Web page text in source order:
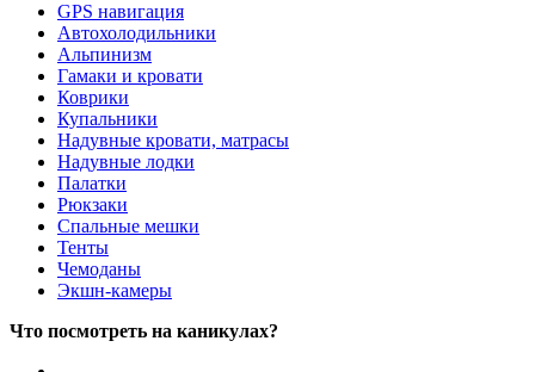
GPS навигация
Автохолодильники
Альпинизм
Гамаки и кровати
Коврики
Купальники
Надувные кровати, матрасы
Надувные лодки
Палатки
Рюкзаки
Спальные мешки
Тенты
Чемоданы
Экшн-камеры
Что посмотреть на каникулах?